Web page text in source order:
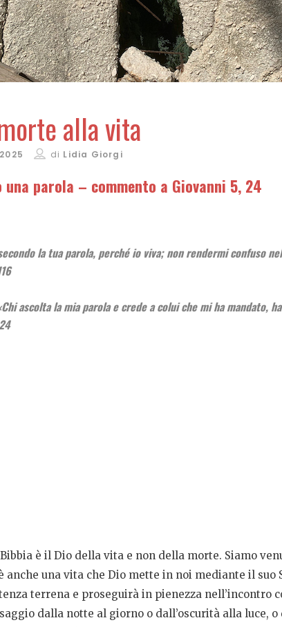
alla vita
di Lidia Giorgi
una parola – commento a Giovanni 5, 24
la tua parola, perché io viva; non rendermi confuso
ascolta la mia parola e crede a colui che mi ha
è il Dio della vita e non della morte. Siamo
anche una vita che Dio mette in noi mediante il
terrena e proseguirà in pienezza nell’incontro
dalla notte al giorno o dall’oscurità alla luce,